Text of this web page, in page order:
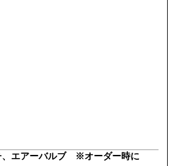
、エアーバルブ ※オーダー時に